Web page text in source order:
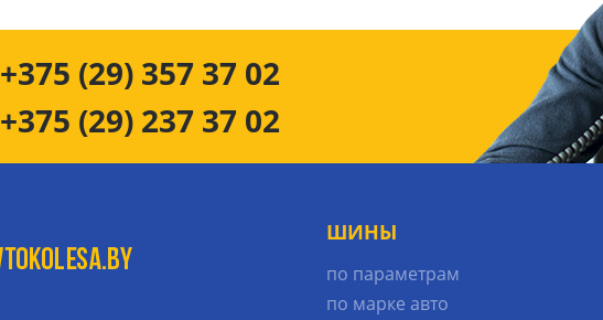
+375 (29) 357 37 02
+375 (29) 237 37 02
ШИНЫ
по параметрам
по марке авто